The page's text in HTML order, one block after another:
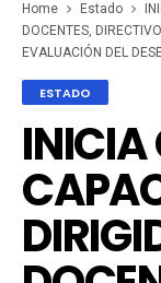
Home Estado
DOCENTES,
EVALUACIÓN DEL
ESTADO
INICIA